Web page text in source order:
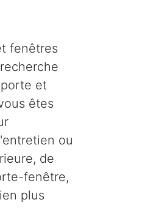
fenêtres
et
êtes
ou
de
fenêtre,
plus